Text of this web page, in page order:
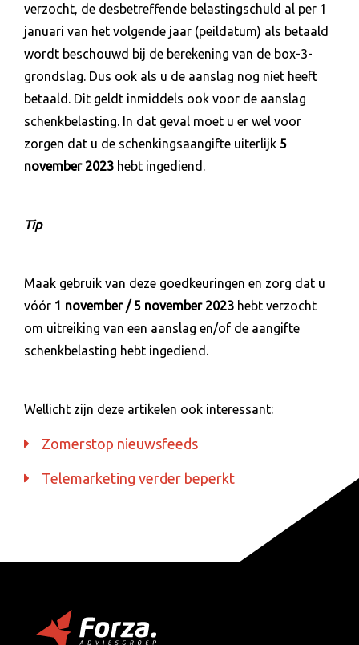
verzocht, de desbetreffende belastingschuld al per 1
januari van het volgende jaar (peildatum) als betaald
wordt beschouwd bij de berekening van de box-3-
grondslag. Dus ook als u de aanslag nog niet heeft
betaald. Dit geldt inmiddels ook voor de aanslag
schenkbelasting. In dat geval moet u er wel voor
zorgen dat u de schenkingsaangifte uiterlijk 5
november 2023 hebt ingediend.
Tip
Maak gebruik van deze goedkeuringen en zorg dat u
vóór 1 november / 5 november 2023 hebt verzocht
om uitreiking van een aanslag en/of de aangifte
schenkbelasting hebt ingediend.
Wellicht zijn deze artikelen ook interessant:
Zomerstop nieuwsfeeds
Telemarketing verder beperkt